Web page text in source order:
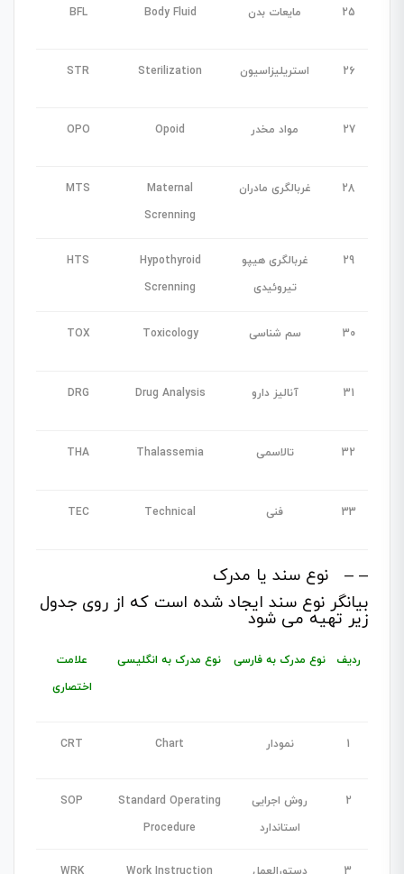
25 مایعات بدن Body Fluid
BFL
26 استریلیزاسیون Sterilization
STR
27 مواد مخدر Opoid
OPO
28 غربالگری مادران
Maternal
Screnning
MTS
29
غربالگری هیپو
تیروئیدی
Hypothyroid
Screnning
HTS
30 سم شناسی Toxicology
TOX
31 آنالیز دارو Drug Analysis
DRG
32 تالاسمی Thalassemia
THA
33 فنی Technical
TEC
– – نوع سند یا مدرک
بیانگر نوع سند ایجاد شده است که از روی جدول
زیر تهیه می شود
ردیف نوع مدرک به فارسی نوع مدرک به انگلیسی
علامت
اختصاری
1 نمودار Chart
CRT
2
روش اجرایی
استاندارد
Standard Operating
Procedure
SOP